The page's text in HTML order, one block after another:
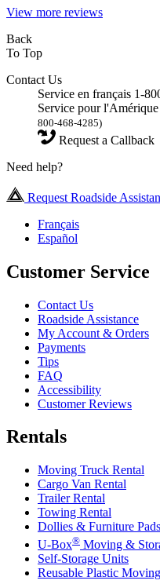
View more reviews
Back
To Top
Contact Us
Service en français 1-
Service pour
800-468-4285)
Request a Callback
Need help?
Request Roadside
Français
Español
Customer Service
Contact Us
Roadside Assistance
My Account & Orders
Payments
Tips
FAQ
Accessibility
Customer Reviews
Rentals
Moving Truck Rental
Cargo Van Rental
Trailer Rental
Towing Rental
Dollies & Furniture Pads
U-Box® Moving &
Self-Storage Units
Reusable Plastic